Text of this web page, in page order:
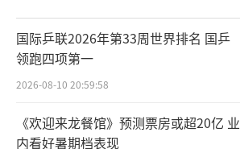
国际乒联2026年第33周世界排名 国乒
领跑四项第一
2026-08-10 20:59:58
《欢迎来龙餐馆》预测票房或超20亿 业
内看好暑期档表现